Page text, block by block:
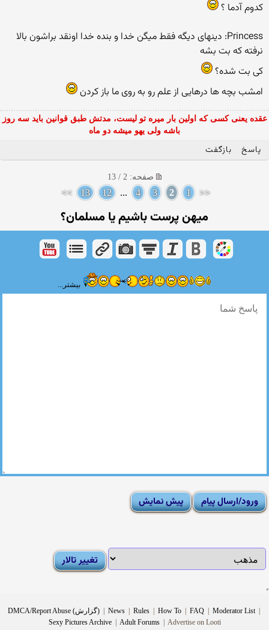
كدوم آدما ؟
Princess: دینهای دیگه فقط میگن خدا و بنده خدا اونقد براشون بالا
نرفته كه بت بشه
كی بت شده؟
امشب بچه ها درهایی از علم رو به روی ما باز كردن
عقده یعنی کسی که اولین بار میره تو لیست، مدتش طبق قوانین باید سه روز
باشه ولی یهو میشه دو ماه
پاسخ بازگفت
صفحه: 2 / 13
<<
1
2
3
4
...
12
13
>>
میهن پرست باشیم یا مسلمان؟
بیشتر...
DMCA/Report Abuse (گزارش) | News | Rules | How To | FAQ | Moderator List |
Sexy Pictures Archive | Adult Forums |Advertise on Looti